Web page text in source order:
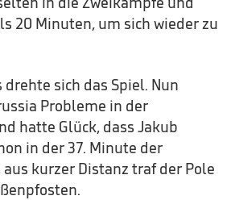
20 Minuten, um sich wieder zu
sich das Spiel. Nun
Probleme in der
hatte Glück, dass Jakub
in der 37. Minute der
kurzer Distanz traf der Pole